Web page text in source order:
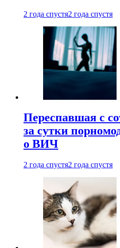
2 года спустя2 года спустя
Переспавшая с
за сутки
о ВИЧ
2 года спустя2 года спустя